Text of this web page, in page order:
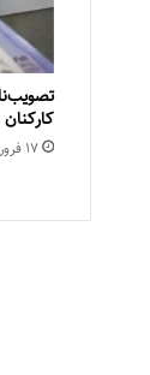
۱۷ فروردین‌ماه ۱۴۰۵